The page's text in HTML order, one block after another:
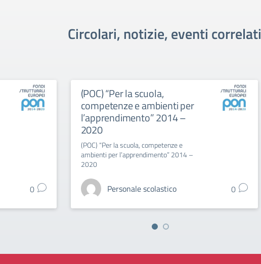
Circolari, notizie, eventi correlati
0
(POC) “Per la scuola,
competenze e ambienti per
l’apprendimento” 2014 –
2020
(POC) “Per la scuola, competenze e
ambienti per l’apprendimento” 2014 –
2020
Personale scolastico 0